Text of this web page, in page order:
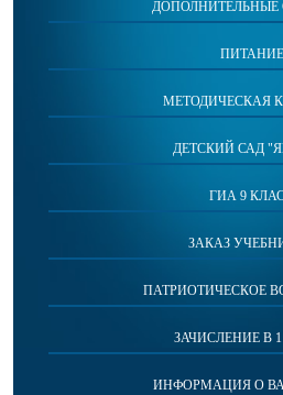
ДОПОЛНИТЕЛЬНЫЕ
ПИТАНИЕ
МЕТОДИЧЕСКАЯ
ДЕТСКИЙ САД
ГИА 9
ЗАКАЗ
ПАТРИОТИЧЕСКОЕ
ЗАЧИСЛЕНИЕ В
ИНФОРМАЦИЯ О